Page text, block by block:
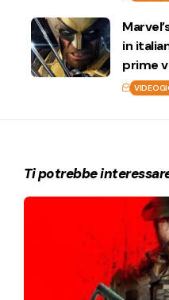
in
prime
Ti potrebbe